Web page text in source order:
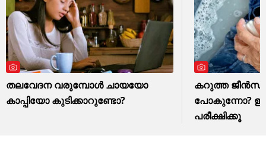
തലവേദന വരുമ്പോൾ ചായയോ
കാപ്പിയോ കുടിക്കാറുണ്ടോ?
കറുത്ത ജീൻസ്
പോകുന്നോ? ഈ
പരീക്ഷിക്കൂ